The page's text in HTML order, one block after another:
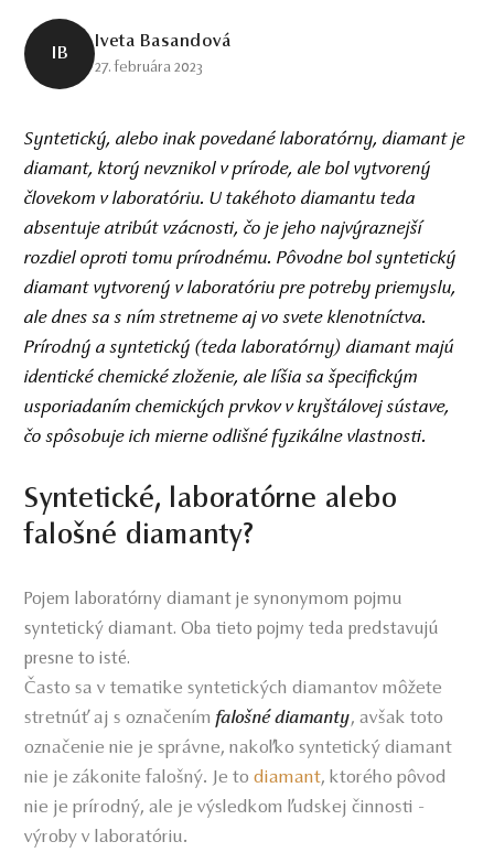
IB
Iveta Basandová
27. februára 2023
Syntetický, alebo inak povedané laboratórny, diamant je
diamant, ktorý nevznikol v prírode, ale bol vytvorený
človekom v laboratóriu. U takéhoto diamantu teda
absentuje atribút vzácnosti, čo je jeho najvýraznejší
rozdiel oproti tomu prírodnému. Pôvodne bol syntetický
diamant vytvorený v laboratóriu pre potreby priemyslu,
ale dnes sa s ním stretneme aj vo svete klenotníctva.
Prírodný a syntetický (teda laboratórny) diamant majú
identické chemické zloženie, ale líšia sa špecifickým
usporiadaním chemických prvkov v kryštálovej sústave,
čo spôsobuje ich mierne odlišné fyzikálne vlastnosti.
Syntetické, laboratórne alebo
falošné diamanty?
Pojem laboratórny diamant je synonymom pojmu
syntetický diamant. Oba tieto pojmy teda predstavujú
presne to isté.
Často sa v tematike syntetických diamantov môžete
stretnúť aj s označenímfalošné diamanty, avšak toto
označenie nie je správne, nakoľko syntetický diamant
nie je zákonite falošný. Je todiamant, ktorého pôvod
nie je prírodný, ale je výsledkom ľudskej činnosti -
výroby v laboratóriu.